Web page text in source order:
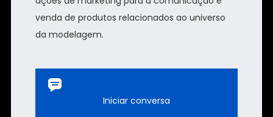
venda de produtos relacionados ao universo
da modelagem.
Iniciar conversa